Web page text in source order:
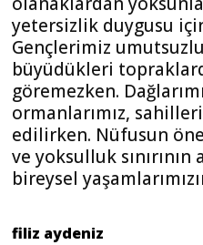
yetersizlik duygusu
Gençlerimiz
büyüdükleri
göremezken.
ormanlarımız,
edilirken. Nüfusun
ve yoksulluk
bireysel
filiz aydeniz